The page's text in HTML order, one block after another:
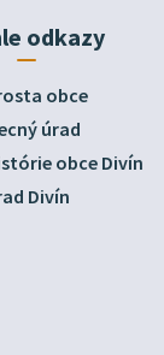
odkazy
obce
úrad
obce Divín
Divín